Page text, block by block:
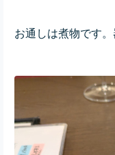
お通しは煮物です。